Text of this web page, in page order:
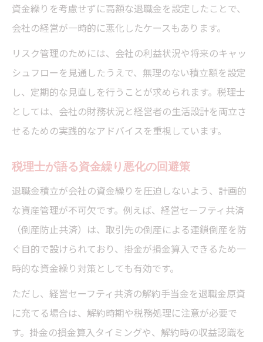
資金繰りを考慮せずに高額な退職金を設定したことで、
会社の経営が一時的に悪化したケースもあります。
リスク管理のためには、会社の利益状況や将来のキャッ
シュフローを見通したうえで、無理のない積立額を設定
し、定期的な見直しを行うことが求められます。税理士
としては、会社の財務状況と経営者の生活設計を両立さ
せるための実践的なアドバイスを重視しています。
税理士が語る資金繰り悪化の回避策
退職金積立が会社の資金繰りを圧迫しないよう、計画的
な資産管理が不可欠です。例えば、経営セーフティ共済
（倒産防止共済）は、取引先の倒産による連鎖倒産を防
ぐ目的で設けられており、掛金が損金算入できるため一
時的な資金繰り対策としても有効です。
ただし、経営セーフティ共済の解約手当金を退職金原資
に充てる場合は、解約時期や税務処理に注意が必要で
す。掛金の損金算入タイミングや、解約時の収益認識を